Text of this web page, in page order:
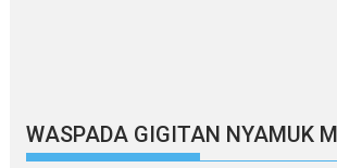
WASPADA GIGITAN NYAMUK